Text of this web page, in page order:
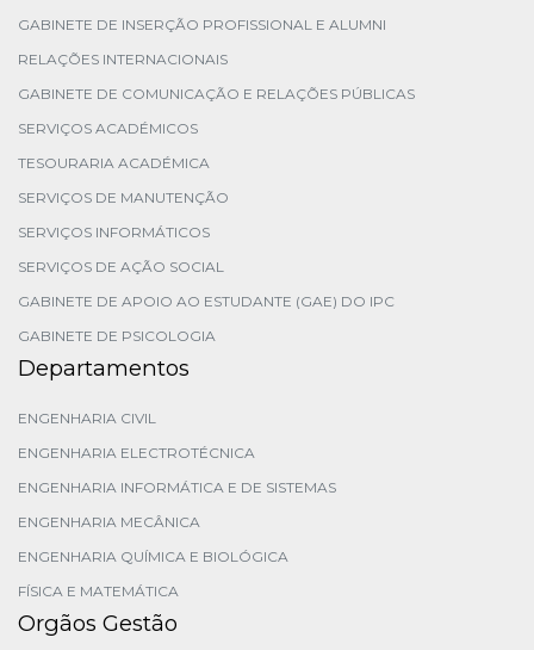
GABINETE DE INSERÇÃO PROFISSIONAL E ALUMNI
RELAÇÕES INTERNACIONAIS
GABINETE DE COMUNICAÇÃO E RELAÇÕES PÚBLICAS
SERVIÇOS ACADÉMICOS
TESOURARIA ACADÉMICA
SERVIÇOS DE MANUTENÇÃO
SERVIÇOS INFORMÁTICOS
SERVIÇOS DE AÇÃO SOCIAL
GABINETE DE APOIO AO ESTUDANTE (GAE) DO IPC
GABINETE DE PSICOLOGIA
Departamentos
ENGENHARIA CIVIL
ENGENHARIA ELECTROTÉCNICA
ENGENHARIA INFORMÁTICA E DE SISTEMAS
ENGENHARIA MECÂNICA
ENGENHARIA QUÍMICA E BIOLÓGICA
FÍSICA E MATEMÁTICA
Orgãos Gestão